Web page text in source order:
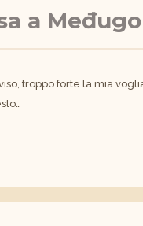
a
troppo forte la mia